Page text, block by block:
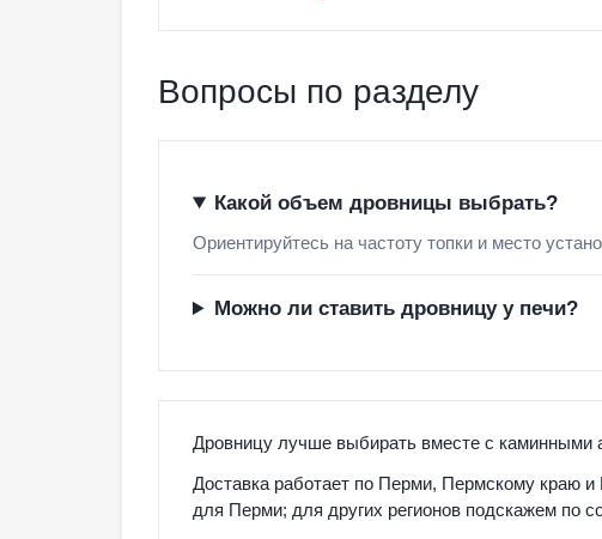
Вопросы по разделу
Какой объем дровницы выбрать?
Ориентируйтесь на частоту топки и место
Можно ли ставить дровницу у печи?
Дровницу лучше выбирать вместе с каминными
Доставка работает по Перми, Пермскому краю
для Перми; для других регионов подскажем по